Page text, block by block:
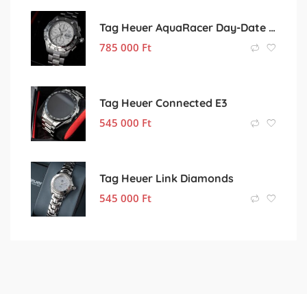
Tag Heuer AquaRacer Day-Date White
785 000 Ft
Tag Heuer Connected E3
545 000 Ft
Tag Heuer Link Diamonds
545 000 Ft